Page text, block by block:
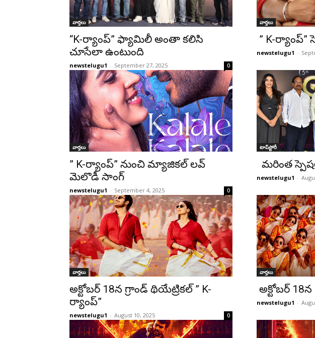
వార్తలు
“K-ర్యాంప్” ఫ్యామిలీ అంతా కలిసి
చూసేలా ఉంటుంది
newstelugu1 - September 27, 2025 0
వార్తలు
” K-ర్యాంప్”
newstelugu1 -
వార్తలు
” K-ర్యాంప్” నుంచి మ్యాజికల్ లవ్
మెలొడీ సాంగ్
newstelugu1 - September 4, 2025 0
టాప్‌స్టోరీ
మరింత
newstelugu1 -
వార్తలు
అక్టోబర్ 18న గ్రాండ్ థియేట్రికల్ ” K-
ర్యాంప్”
newstelugu1 - August 10, 2025 0
వార్తలు
అక్టోబర్ 18న
newstelugu1 -